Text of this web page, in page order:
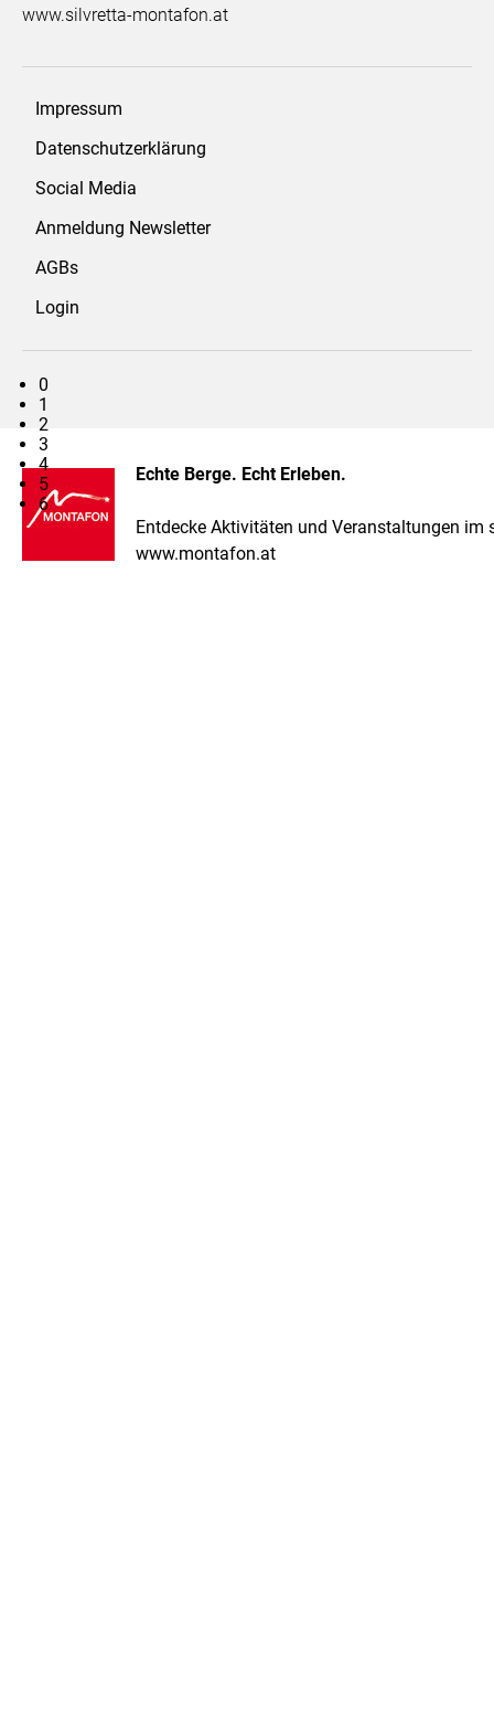
0
1
2
3
4
5
6
www.silvretta-montafon.at
Impressum
Datenschutzerklärung
Social Media
Anmeldung Newsletter
AGBs
Login
Echte Berge. Echt Erleben.
Entdecke Aktivitäten und Veranstaltungen im
www.montafon.at